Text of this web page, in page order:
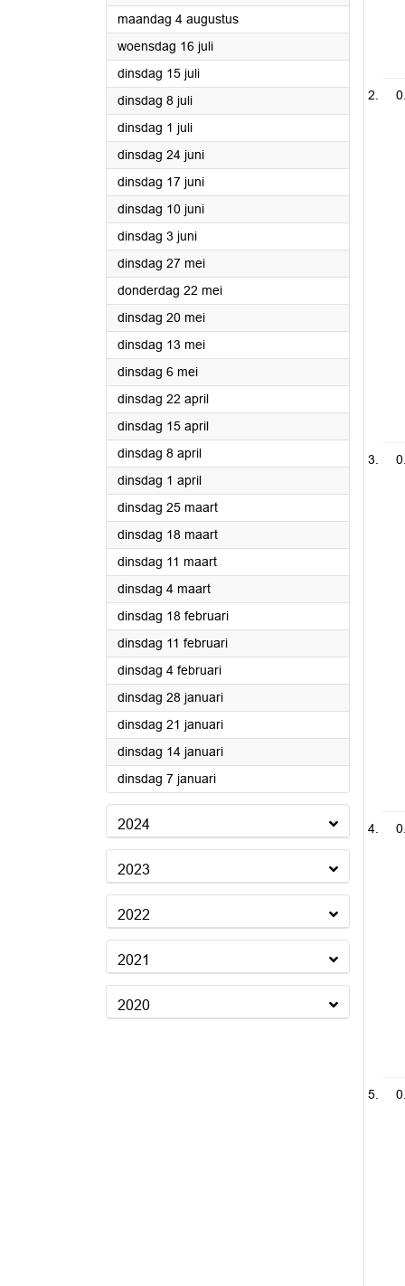
maandag 4 augustus2025
woensdag 16 juli2025
dinsdag 15 juli2025
dinsdag 8 juli2025
dinsdag 1 juli2025
dinsdag 24 juni2025
dinsdag 17 juni2025
dinsdag 10 juni2025
dinsdag 3 juni2025
dinsdag 27 mei2025
donderdag 22 mei2025
dinsdag 20 mei2025
dinsdag 13 mei2025
dinsdag 6 mei2025
dinsdag 22 april2025
dinsdag 15 april2025
dinsdag 8 april2025
dinsdag 1 april2025
dinsdag 25 maart2025
dinsdag 18 maart2025
dinsdag 11 maart2025
dinsdag 4 maart2025
dinsdag 18 februari2025
dinsdag 11 februari2025
dinsdag 4 februari2025
dinsdag 28 januari2025
dinsdag 21 januari2025
dinsdag 14 januari2025
dinsdag 7 januari2025
2024
2023
2022
2021
2020